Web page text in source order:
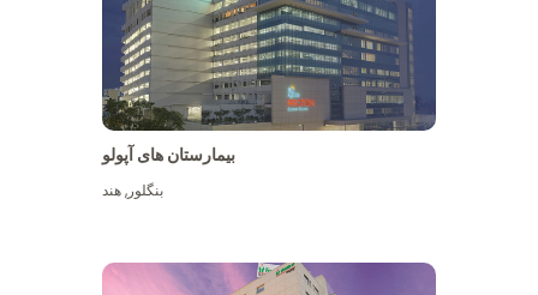
بیمارستان های آپولو
بنگلور,هند